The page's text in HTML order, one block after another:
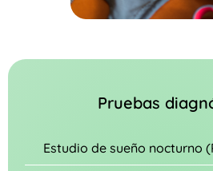
Pruebas
Estudio de sueño nocturno